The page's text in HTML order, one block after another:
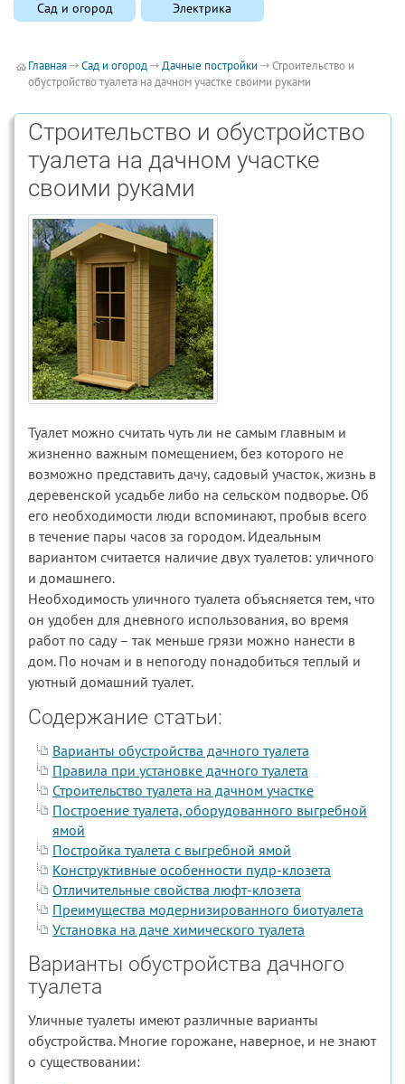
Сад и огород Электрика
Главная Сад и огород Дачные постройки
Строительство и
обустройство туалета на дачном участке своими руками
Строительство и обустройство
туалета на дачном участке
своими руками
Туалет можно считать чуть ли не самым главным и
жизненно важным помещением, без которого не
возможно представить дачу, садовый участок, жизнь в
деревенской усадьбе либо на сельском подворье. Об
его необходимости люди вспоминают, пробыв всего
в течение пары часов за городом. Идеальным
вариантом считается наличие двух туалетов: уличного
и домашнего.
Необходимость уличного туалета объясняется тем, что
он удобен для дневного использования, во время
работ по саду – так меньше грязи можно нанести в
дом. По ночам и в непогоду понадобиться теплый и
уютный домашний туалет.
Содержание статьи:
Варианты обустройства дачного туалета
Правила при установке дачного туалета
Строительство туалета на дачном участке
Построение туалета, оборудованного выгребной
ямой
Постройка туалета с выгребной ямой
Конструктивные особенности пудр-клозета
Отличительные свойства люфт-клозета
Преимущества модернизированного биотуалета
Установка на даче химического туалета
Варианты обустройства дачного
туалета
Уличные туалеты имеют различные варианты
обустройства. Многие горожане, наверное, и не знают
о существовании: